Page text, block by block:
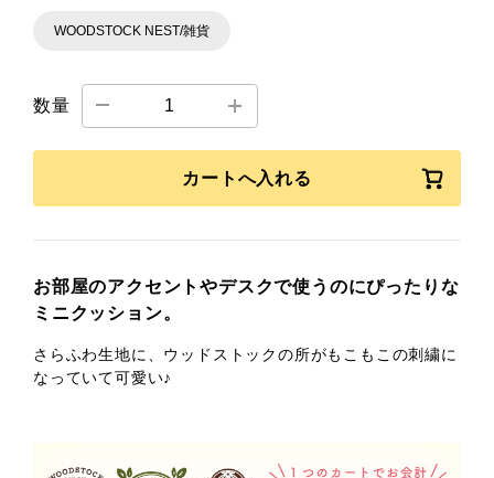
WOODSTOCK NEST/雑貨
数量
カートへ入れる
お部屋のアクセントやデスクで使うのにぴったりな
ミニクッション。
さらふわ生地に、ウッドストックの所がもこもこの刺繍に
なっていて可愛い♪